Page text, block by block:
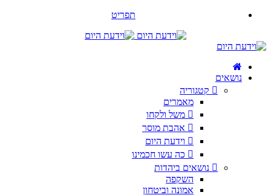
תפריט
נושאים
קטגוריה
מאמרים
משל ולקחו
אהבת מוסר
וידעת היום
כה עשו חכמינו
נושאים ביהדות
השקפה
אמונה וביטחון